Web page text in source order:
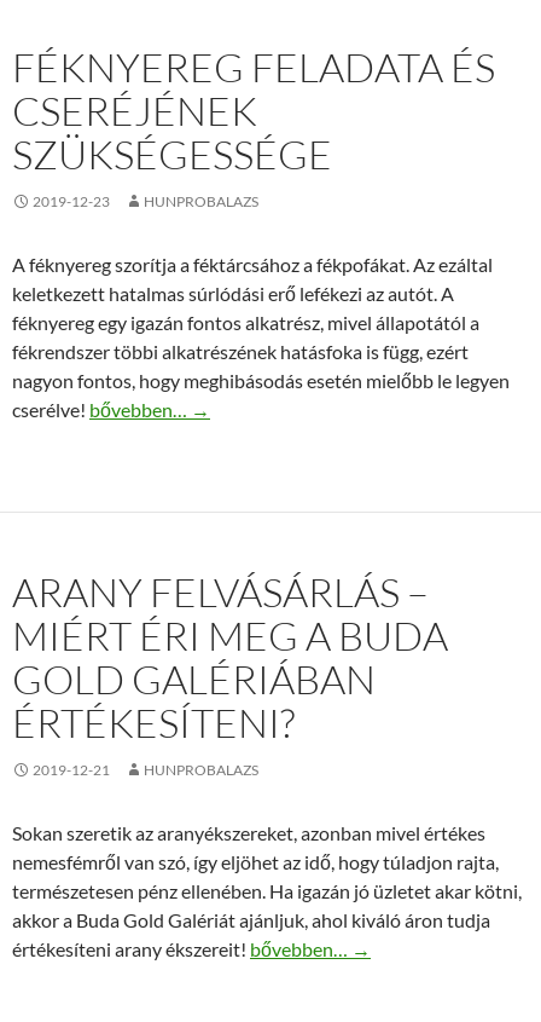
FÉKNYEREG FELADATA ÉS
CSERÉJÉNEK
SZÜKSÉGESSÉGE
2019-12-23 HUNPROBALAZS
A féknyereg szorítja a féktárcsához a fékpofákat. Az ezáltal
keletkezett hatalmas súrlódási erő lefékezi az autót. A
féknyereg egy igazán fontos alkatrész, mivel állapotától a
fékrendszer többi alkatrészének hatásfoka is függ, ezért
nagyon fontos, hogy meghibásodás esetén mielőbb le legyen
cserélve! Féknyereg feladata és cseréjének szükségessége
bővebben… →
ARANY FELVÁSÁRLÁS –
MIÉRT ÉRI MEG A BUDA
GOLD GALÉRIÁBAN
ÉRTÉKESÍTENI?
2019-12-21 HUNPROBALAZS
Sokan szeretik az aranyékszereket, azonban mivel értékes
nemesfémről van szó, így eljöhet az idő, hogy túladjon rajta,
természetesen pénz ellenében. Ha igazán jó üzletet akar kötni,
akkor a Buda Gold Galériát ajánljuk, ahol kiváló áron tudja
értékesíteni arany ékszereit! Arany felvásárlás – Miért éri meg
bővebben… →